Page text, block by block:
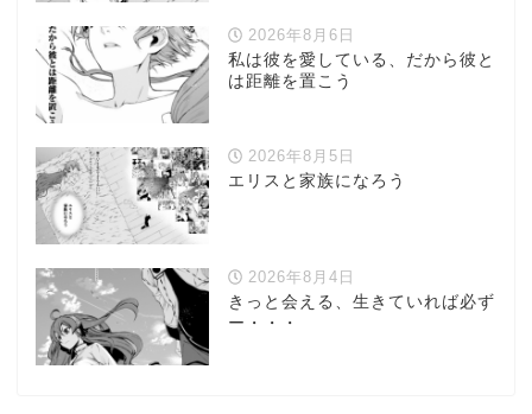
2026年8月6日
私は彼を愛している、だから彼と
は距離を置こう
2026年8月5日
エリスと家族になろう
2026年8月4日
きっと会える、生きていれば必ず
ー・・・